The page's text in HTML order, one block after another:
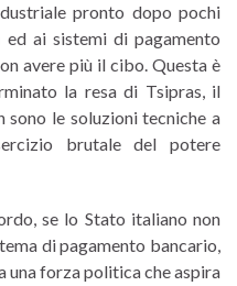
pronto dopo pochi
ai sistemi di pagamento
avere più il cibo. Questa è
la resa di Tsipras, il
le soluzioni tecniche a
brutale del potere
se lo Stato italiano non
di pagamento bancario,
una forza politica che aspira